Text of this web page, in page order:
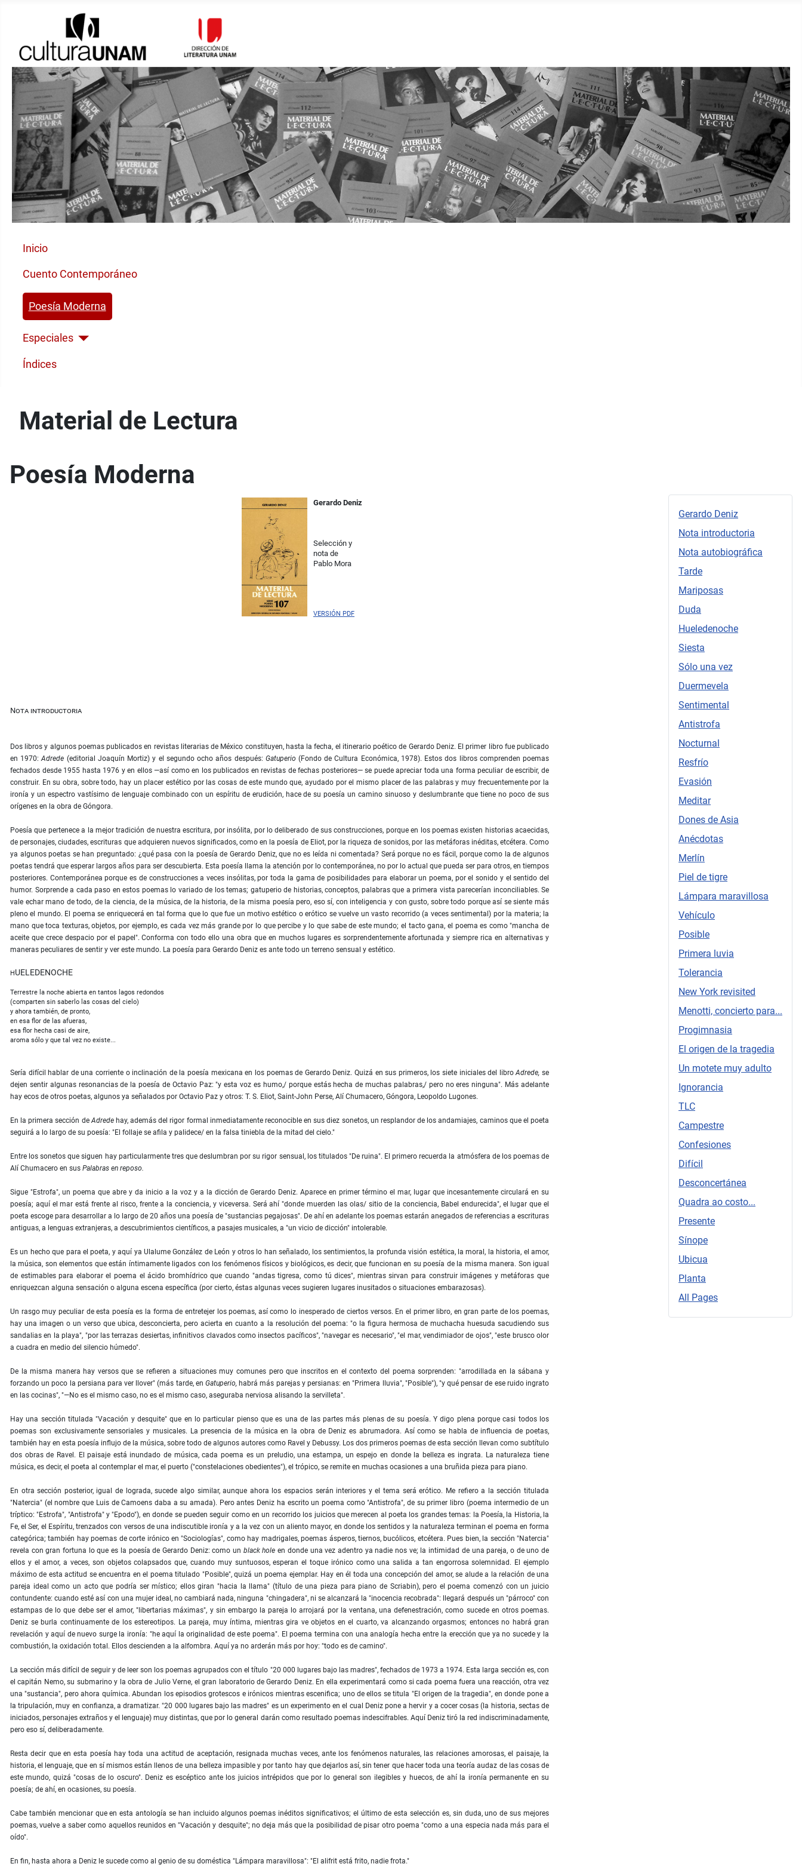
Inicio
Cuento Contemporáneo
Poesía Moderna
Especiales
Índices
Material de Lectura
Poesía Moderna
Gerardo Deniz
Nota introductoria
Nota autobiográfica
Tarde
Mariposas
Duda
Hueledenoche
Siesta
Sólo una vez
Duermevela
Sentimental
Antistrofa
Nocturnal
Resfrío
Evasión
Meditar
Dones de Asia
Anécdotas
Merlín
Piel de tigre
Lámpara maravillosa
Vehículo
Posible
Primera luvia
Tolerancia
New York revisited
Menotti, concierto para...
Progimnasia
El origen de la tragedia
Un motete muy adulto
Ignorancia
TLC
Campestre
Confesiones
Difícil
Desconcertánea
Quadra ao costo...
Presente
Sínope
Ubicua
Planta
All Pages
Gerardo Deniz
Selección y
nota de
Pablo Mora
VERSIÓN PDF
Nota introductoria
Dos libros y algunos poemas publicados en revistas literarias de México constituyen, hasta la fecha, el itinerario poético de Gerardo Deniz. El primer libro fue publicado
en 1970:Adrede (editorial Joaquín Mortiz) y el segundo ocho años después: Gatuperio (Fondo de Cultura Económica, 1978). Estos dos libros comprenden poemas
fechados desde 1955 hasta 1976 y en ellos —así como en los publicados en revistas de fechas posteriores— se puede apreciar toda una forma peculiar de escribir, de
construir. En su obra, sobre todo, hay un placer estético por las cosas de este mundo que, ayudado por el mismo placer de las palabras y muy frecuentemente por la
ironía y un espectro vastísimo de lenguaje combinado con un espíritu de erudición, hace de su poesía un camino sinuoso y deslumbrante que tiene no poco de sus
orígenes en la obra de Góngora.
Poesía que pertenece a la mejor tradición de nuestra escritura, por insólita, por lo deliberado de sus construcciones, porque en los poemas existen historias acaecidas,
de personajes, ciudades, escrituras que adquieren nuevos significados, como en la poesía de Eliot, por la riqueza de sonidos, por las metáforas inéditas, etcétera. Como
ya algunos poetas se han preguntado: ¿qué pasa con la poesía de Gerardo Deniz, que no es leída ni comentada? Será porque no es fácil, porque como la de algunos
poetas tendrá que esperar largos años para ser descubierta. Esta poesía llama la atención por lo contemporánea, no por lo actual que pueda ser para otros, en tiempos
posteriores. Contemporánea porque es de construcciones a veces insólitas, por toda la gama de posibilidades para elaborar un poema, por el sonido y el sentido del
humor. Sorprende a cada paso en estos poemas lo variado de los temas; gatuperio de historias, conceptos, palabras que a primera vista parecerían inconciliables. Se
vale echar mano de todo, de la ciencia, de la música, de la historia, de la misma poesía pero, eso sí, con inteligencia y con gusto, sobre todo porque así se siente más
pleno el mundo. El poema se enriquecerá en tal forma que lo que fue un motivo estético o erótico se vuelve un vasto recorrido (a veces sentimental) por la materia; la
mano que toca texturas, objetos, por ejemplo, es cada vez más grande por lo que percibe y lo que sabe de este mundo; el tacto gana, el poema es como "mancha de
aceite que crece despacio por el papel". Conforma con todo ello una obra que en muchos lugares es sorprendentemente afortunada y siempre rica en alternativas y
maneras peculiares de sentir y ver este mundo. La poesía para Gerardo Deniz es ante todo un terreno sensual y estético.
HUELEDENOCHE
Terrestre la noche abierta en tantos lagos redondos
(comparten sin saberlo las cosas del cielo)
y ahora también, de pronto,
en esa flor de las afueras,
esa flor hecha casi de aire,
aroma sólo y que tal vez no existe...
Sería difícil hablar de una corriente o inclinación de la poesía mexicana en los poemas de Gerardo Deniz. Quizá en sus primeros, los siete iniciales del libroAdrede,se
dejen sentir algunas resonancias de la poesía de Octavio Paz: "y esta voz es humo,/ porque estás hecha de muchas palabras,/ pero no eres ninguna". Más adelante
hay ecos de otros poetas, algunos ya señalados por Octavio Paz y otros: T. S. Eliot, Saint-John Perse, Alí Chumacero, Góngora, Leopoldo Lugones.
En la primera sección deAdrede hay, además del rigor formal inmediatamente reconocible en sus diez sonetos, un resplandor de los andamiajes, caminos que el poeta
seguirá a lo largo de su poesía: "El follaje se afila y palidece/ en la falsa tiniebla de la mitad del cielo."
Entre los sonetos que siguen hay particularmente tres que deslumbran por su rigor sensual, los titulados "De ruina". El primero recuerda la atmósfera de los poemas de
Alí Chumacero en sus Palabras en reposo.
Sigue "Estrofa", un poema que abre y da inicio a la voz y a la dicción de Gerardo Deniz. Aparece en primer término el mar, lugar que incesantemente circulará en su
poesía; aquí el mar está frente al risco, frente a la conciencia, y viceversa. Será ahí "donde muerden las olas/ sitio de la conciencia, Babel endurecida", el lugar que el
poeta escoge para desarrollar a lo largo de 20 años una poesía de "sustancias pegajosas". De ahí en adelante los poemas estarán anegados de referencias a escrituras
antiguas, a lenguas extranjeras, a descubrimientos científicos, a pasajes musicales, a "un vicio de dicción" intolerable.
Es un hecho que para el poeta, y aquí ya Ulalume González de León y otros lo han señalado, los sentimientos, la profunda visión estética, la moral, la historia, el amor,
la música, son elementos que están íntimamente ligados con los fenómenos físicos y biológicos, es decir, que funcionan en su poesía de la misma manera. Son igual
de estimables para elaborar el poema el ácido bromhídrico que cuando "andas tigresa, como tú dices", mientras sirvan para construir imágenes y metáforas que
enriquezcan alguna sensación o alguna escena específica (por cierto, éstas algunas veces sugieren lugares inusitados o situaciones embarazosas).
Un rasgo muy peculiar de esta poesía es la forma de entretejer los poemas, así como lo inesperado de ciertos versos. En el primer libro, en gran parte de los poemas,
hay una imagen o un verso que ubica, desconcierta, pero acierta en cuanto a la resolución del poema: "o la figura hermosa de muchacha huesuda sacudiendo sus
sandalias en la playa", "por las terrazas desiertas, infinitivos clavados como insectos pacíficos", "navegar es necesario", "el mar, vendimiador de ojos", "este brusco olor
a cuadra en medio del silencio húmedo".
De la misma manera hay versos que se refieren a situaciones muy comunes pero que inscritos en el contexto del poema sorprenden: "arrodillada en la sábana y
forzando un poco la persiana para ver llover" (más tarde, enGatuperio, habrá más parejas y persianas: en "Primera lluvia", "Posible"), "y qué pensar de ese ruido ingrato
en las cocinas", "—No es el mismo caso, no es el mismo caso, aseguraba nerviosa alisando la servilleta".
Hay una sección titulada "Vacación y desquite" que en lo particular pienso que es una de las partes más plenas de su poesía. Y digo plena porque casi todos los
poemas son exclusivamente sensoriales y musicales. La presencia de la música en la obra de Deniz es abrumadora. Así como se habla de influencia de poetas,
también hay en esta poesía influjo de la música, sobre todo de algunos autores como Ravel y Debussy. Los dos primeros poemas de esta sección llevan como subtítulo
dos obras de Ravel. El paisaje está inundado de música, cada poema es un preludio, una estampa, un espejo en donde la belleza es ingrata. La naturaleza tiene
música, es decir, el poeta al contemplar el mar, el puerto ("constelaciones obedientes"), el trópico, se remite en muchas ocasiones a una bruñida pieza para piano.
En otra sección posterior, igual de lograda, sucede algo similar, aunque ahora los espacios serán interiores y el tema será erótico. Me refiero a la sección titulada
"Natercia" (el nombre que Luis de Camoens daba a su amada). Pero antes Deniz ha escrito un poema como "Antistrofa", de su primer libro (poema intermedio de un
tríptico: "Estrofa", "Antistrofa" y "Epodo"), en donde se pueden seguir como en un recorrido los juicios que merecen al poeta los grandes temas: la Poesía, la Historia, la
Fe, el Ser, el Espíritu, trenzados con versos de una indiscutible ironía y a la vez con un aliento mayor, en donde los sentidos y la naturaleza terminan el poema en forma
categórica; también hay poemas de corte irónico en "Sociologías", como hay madrigales, poemas ásperos, tiernos, bucólicos, etcétera. Pues bien, la sección "Natercia"
revela con gran fortuna lo que es la poesía de Gerardo Deniz: como un black hole en donde una vez adentro ya nadie nos ve; la intimidad de una pareja, o de uno de
ellos y el amor, a veces, son objetos colapsados que, cuando muy suntuosos, esperan el toque irónico como una salida a tan engorrosa solemnidad. El ejemplo
máximo de esta actitud se encuentra en el poema titulado "Posible", quizá un poema ejemplar. Hay en él toda una concepción del amor, se alude a la relación de una
pareja ideal como un acto que podría ser místico; ellos giran "hacia la llama" (título de una pieza para piano de Scriabin), pero el poema comenzó con un juicio
contundente: cuando esté así con una mujer ideal, no cambiará nada, ninguna "chingadera", ni se alcanzará la "inocencia recobrada": llegará después un "párroco" con
estampas de lo que debe ser el amor, "libertarias máximas", y sin embargo la pareja lo arrojará por la ventana, una defenestración, como sucede en otros poemas.
Deniz se burla continuamente de los estereotipos. La pareja, muy íntima, mientras gira ve objetos en el cuarto, va alcanzando orgasmos; entonces no habrá gran
revelación y aquí de nuevo surge la ironía: "he aquí la originalidad de este poema". El poema termina con una analogía hecha entre la erección que ya no sucede y la
combustión, la oxidación total. Ellos descienden a la alfombra. Aquí ya no arderán más por hoy: "todo es de camino".
La sección más difícil de seguir y de leer son los poemas agrupados con el título "20 000 lugares bajo las madres", fechados de 1973 a 1974. Esta larga sección es, con
el capitán Nemo, su submarino y la obra de Julio Verne, el gran laboratorio de Gerardo Deniz. En ella experimentará como si cada poema fuera una reacción, otra vez
una "sustancia", pero ahora química. Abundan los episodios grotescos e irónicos mientras escenifica; uno de ellos se titula "El origen de la tragedia", en donde pone a
la tripulación, muy en confianza, a dramatizar. "20 000 lugares bajo las madres" es un experimento en el cual Deniz pone a hervir y a cocer cosas (la historia, sectas de
iniciados, personajes extraños y el lenguaje) muy distintas, que por lo general darán como resultado poemas indescifrables. Aquí Deniz tiró la red indiscriminadamente,
pero eso sí, deliberadamente.
Resta decir que en esta poesía hay toda una actitud de aceptación, resignada muchas veces, ante los fenómenos naturales, las relaciones amorosas, el paisaje, la
historia, el lenguaje, que en sí mismos están llenos de una belleza impasible y por tanto hay que dejarlos así, sin tener que hacer toda una teoría audaz de las cosas de
este mundo, quizá "cosas de lo oscuro". Deniz es escéptico ante los juicios intrépidos que por lo general son ilegibles y huecos, de ahí la ironía permanente en su
poesía; de ahí, en ocasiones, su poesía.
Cabe también mencionar que en esta antología se han incluido algunos poemas inéditos significativos; el último de esta selección es, sin duda, uno de sus mejores
poemas, vuelve a saber como aquellos reunidos en "Vacación y desquite"; no deja más que la posibilidad de pisar otro poema "como a una especia nada más para el
oído".
En fin, hasta ahora a Deniz le sucede como al genio de su doméstica "Lámpara maravillosa": "El alifrit está frito, nadie frota."